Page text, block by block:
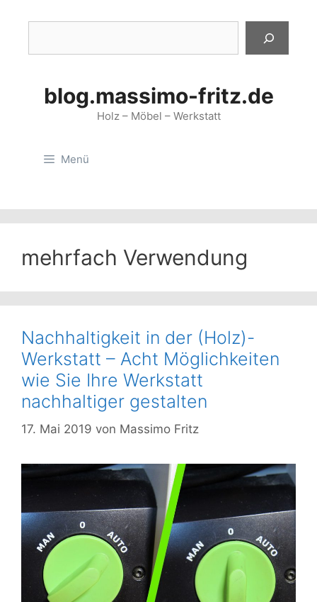
Inhalt
blog.massimo-fritz.de
Holz – Möbel – Werkstatt
Menü
mehrfach Verwendung
Nachhaltigkeit in der (Holz)-
Werkstatt – Acht Möglichkeiten
wie Sie Ihre Werkstatt
nachhaltiger gestalten
17. Mai 2019 von Massimo Fritz